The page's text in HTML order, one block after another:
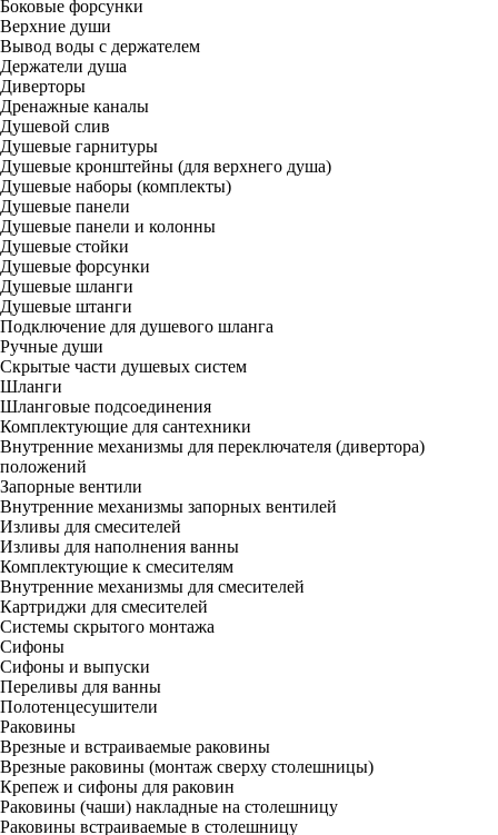
Боковые форсунки
Верхние души
Вывод воды с держателем
Держатели душа
Диверторы
Дренажные каналы
Душевой слив
Душевые гарнитуры
Душевые кронштейны (для верхнего душа)
Душевые наборы (комплекты)
Душевые панели
Душевые панели и колонны
Душевые стойки
Душевые форсунки
Душевые шланги
Душевые штанги
Подключение для душевого шланга
Ручные души
Скрытые части душевых систем
Шланги
Шланговые подсоединения
Комплектующие для сантехники
Внутренние механизмы для переключателя (дивертора)
положений
Запорные вентили
Внутренние механизмы запорных вентилей
Изливы для смесителей
Изливы для наполнения ванны
Комплектующие к смесителям
Внутренние механизмы для смесителей
Картриджи для смесителей
Системы скрытого монтажа
Сифоны
Сифоны и выпуски
Переливы для ванны
Полотенцесушители
Раковины
Врезные и встраиваемые раковины
Врезные раковины (монтаж сверху столешницы)
Крепеж и сифоны для раковин
Раковины (чаши) накладные на столешницу
Раковины встраиваемые в столешницу